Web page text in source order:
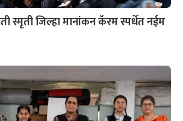
स्मृती जिल्हा मानांकन कॅरम स्पर्धेत नईम